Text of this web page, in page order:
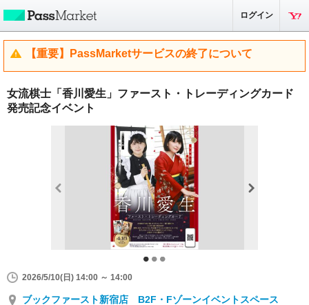
ログイン
【重要】PassMarketサービスの終了について
女流棋士「香川愛生」ファースト・トレーディングカード
発売記念イベント
2026/5/10(日) 14:00 ～ 14:00
ブックファースト新宿店 B2F・Fゾーンイベントスペース